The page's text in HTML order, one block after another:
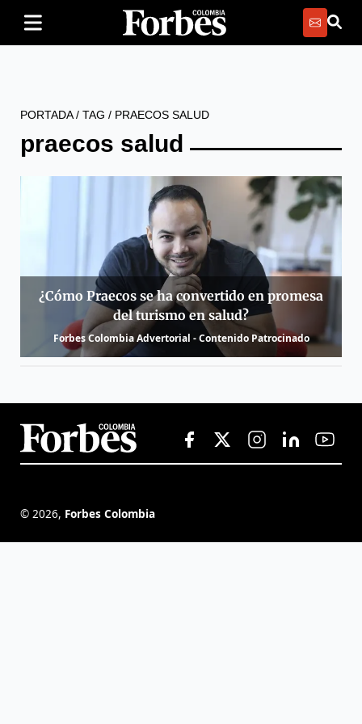
PORTADA/ TAG / PRAECOS SALUD
praecos salud
¿Cómo Praecos se ha convertido en promesa
del turismo en salud?
Forbes Colombia Advertorial - Contenido Patrocinado
© 2026, Forbes Colombia